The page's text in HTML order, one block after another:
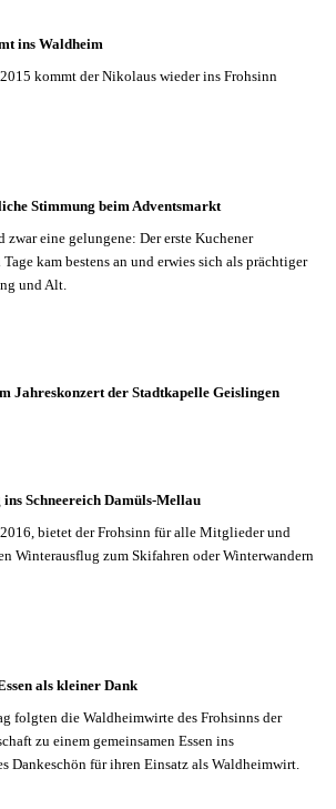
ins Waldheim
kommt der Nikolaus wieder ins Frohsinn
Stimmung beim Adventsmarkt
zwar eine gelungene: Der erste Kuchener
kam bestens an und erwies sich als prächtiger
und Alt.
Jahreskonzert der Stadtkapelle Geislingen
Schneereich Damüls-Mellau
bietet der Frohsinn für alle Mitglieder und
Winterausflug zum Skifahren oder Winterwandern
als kleiner Dank
folgten die Waldheimwirte des Frohsinns der
zu einem gemeinsamen Essen ins
Dankeschön für ihren Einsatz als Waldheimwirt.